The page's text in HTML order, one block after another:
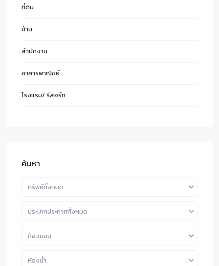
ที่ดิน
บ้าน
สำนักงาน
อาคารพาณิชย์
โรงแรม/ รีสอร์ท
ค้นหา
ทรัพย์ทั้งหมด
ประเภทประกาศทั้งหมด
ห้องนอน
ห้องน้ำ